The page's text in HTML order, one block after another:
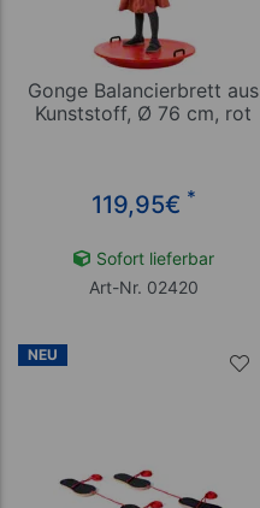
Gonge Balancierbrett aus
Kunststoff, Ø 76 cm, rot
119,95€ *
Sofort lieferbar
Art-Nr. 02420
NEU